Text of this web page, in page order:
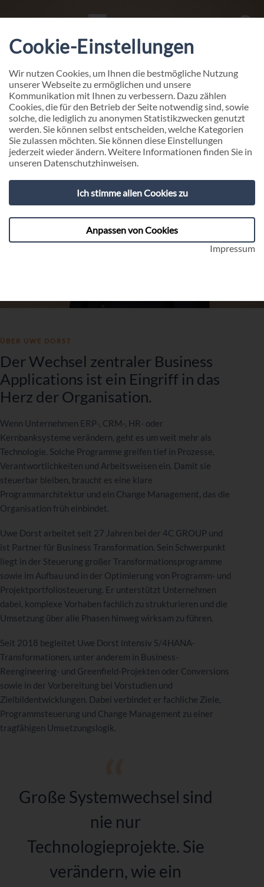
PROFIL
Uwe Dorst
Uwe Dorst ist Experte für Business Transformation
an der Schnittstelle von Technologie, Organisation
und Change Management. Er begleitet
rund um zentrale Business Applications – von ERP-
und CRM-Systemen über HR-Plattformen bis zu
Kernbanksystemen.
ÜBER UWE DORST
Der Wechsel zentraler Business
Applications ist ein Eingriff in das
Herz der Organisation.
Wenn Unternehmen ERP-, CRM-, HR- oder
Kernbanksysteme verändern, geht es um weit mehr als
Technologie. Solche Programme greifen tief in Prozesse,
Verantwortlichkeiten und Arbeitsweisen ein. Damit sie
steuerbar bleiben, braucht es eine klare
Programmarchitektur und ein Change Management, das die
Organisation früh einbindet.
Uwe Dorst arbeitet seit 27 Jahren bei der 4C GROUP und
ist Partner für Business Transformation. Sein Schwerpunkt
liegt in der Steuerung großer Transformationsprogramme
sowie im Aufbau und in der Optimierung von Programm- und
Projektportfoliosteuerung. Er unterstützt Unternehmen
dabei, komplexe Vorhaben fachlich zu strukturieren und die
Umsetzung über alle Phasen hinweg wirksam zu führen.
Seit 2018 begleitet Uwe Dorst intensiv S/4HANA-
Transformationen, unter anderem in Business-
Reengineering- und Greenfield-Projekten oder Conversions
sowie in der Vorbereitung bei Vorstudien und
Zielbildentwicklungen. Dabei verbindet er fachliche Ziele,
Programmsteuerung und Change Management zu einer
tragfähigen Umsetzungslogik.
Große Systemwechsel sind
nie nur
Technologieprojekte. Sie
verändern, wie ein
Cookie-Einstellungen
Wir nutzen Cookies, um Ihnen die bestmögliche Nutzung
unserer Webseite zu ermöglichen und unsere
Kommunikation mit Ihnen zu verbessern. Dazu zählen
Cookies, die für den Betrieb der Seite notwendig sind, sowie
solche, die lediglich zu anonymen Statistikzwecken genutzt
werden. Sie können selbst entscheiden, welche Kategorien
Sie zulassen möchten. Sie können diese Einstellungen
jederzeit wieder ändern. Weitere Informationen finden Sie in
unseren Datenschutzhinweisen.
Ich stimme allen Cookies zu
Anpassen von Cookies
Impressum